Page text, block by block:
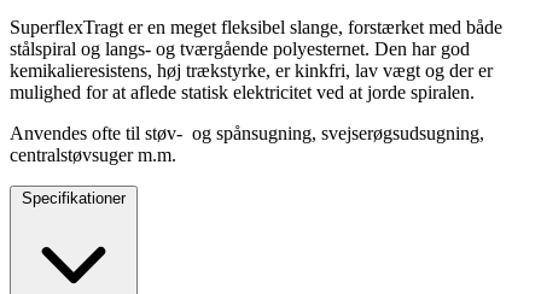
SuperflexTragt er en meget fleksibel slange, forstærket med både
stålspiral og langs- og tværgående polyesternet. Den har god
kemikalieresistens, høj trækstyrke, er kinkfri, lav vægt og der er
mulighed for at aflede statisk elektricitet ved at jorde spiralen.
Anvendes ofte til støv- og spånsugning, svejserøgsudsugning,
centralstøvsuger m.m.
Specifikationer